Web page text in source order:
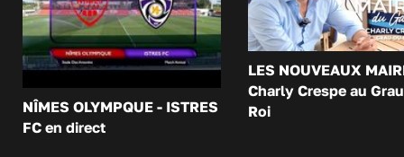
NÎMES OLYMPQUE - ISTRES
FC en direct
LES NOUVEAUX
Charly Crespe au
Roi